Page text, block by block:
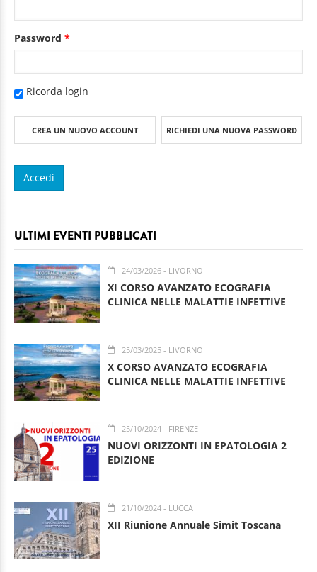
Password *
Ricorda login
CREA UN NUOVO ACCOUNT RICHIEDI UNA NUOVA PASSWORD
ULTIMI EVENTI PUBBLICATI
24/03/2026 - LIVORNO
XI CORSO AVANZATO ECOGRAFIA
CLINICA NELLE MALATTIE INFETTIVE
25/03/2025 - LIVORNO
X CORSO AVANZATO ECOGRAFIA
CLINICA NELLE MALATTIE INFETTIVE
25/10/2024 - FIRENZE
NUOVI ORIZZONTI IN EPATOLOGIA 2
EDIZIONE
21/10/2024 - LUCCA
XII Riunione Annuale Simit Toscana